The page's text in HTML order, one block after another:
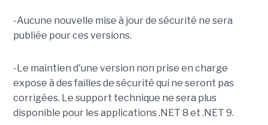
-Aucune nouvelle mise à jour de sécurité ne sera
publiée pour ces versions.
-Le maintien d'une version non prise en charge
expose à des failles de sécurité qui ne seront pas
corrigées. Le support technique ne sera plus
disponible pour les applications .NET 8 et .NET 9.